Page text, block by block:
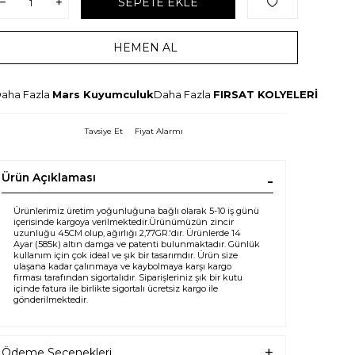
HEMEN AL
Fazla Mars KuyumculukDaha Fazla FIRSAT KOLYELERİ
Tavsiye Et Fiyat Alarmı
Ürün Açıklaması
Ürünlerimiz üretim yoğunluğuna bağlı olarak 5-10 iş günü
içerisinde kargoya verilmektedir.Ürünümüzün zincir
uzunluğu 45CM olup, ağırlığı 2,77GR.'dır. Ürünlerde 14
Ayar (585k) altın damga ve patenti bulunmaktadır. Günlük
kullanım için çok ideal ve şık bir tasarımdır. Ürün size
ulaşana kadar çalınmaya ve kaybolmaya karşı kargo
firması tarafından sigortalıdır. Siparişleriniz şık bir kutu
içinde fatura ile birlikte sigortalı ücretsiz kargo ile
gönderilmektedir.